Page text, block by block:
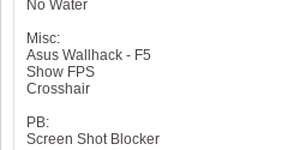
No Water
Misc:
Asus Wallhack - F5
Show FPS
Crosshair
PB:
Screen Shot Blocker